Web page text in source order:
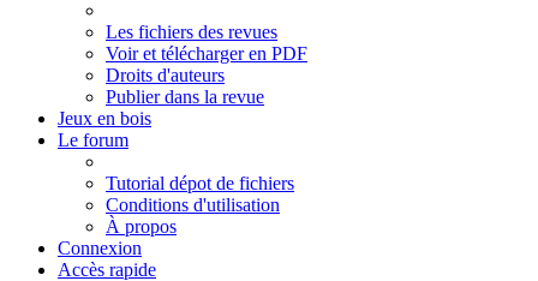
Les fichiers des revues
Voir et télécharger en PDF
Droits d'auteurs
Publier dans la revue
Jeux en bois
Le forum
Tutorial dépot de fichiers
Conditions d'utilisation
À propos
Connexion
Accès rapide